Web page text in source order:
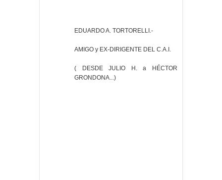
EDUARDO A. TORTORELLI.-
AMIGO y EX-DIRIGENTE DEL C.A.I.
( DESDE JULIO H. a HÉCTOR
GRONDONA...)